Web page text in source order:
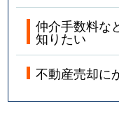
仲介手数料な
知りたい
不動産売却に